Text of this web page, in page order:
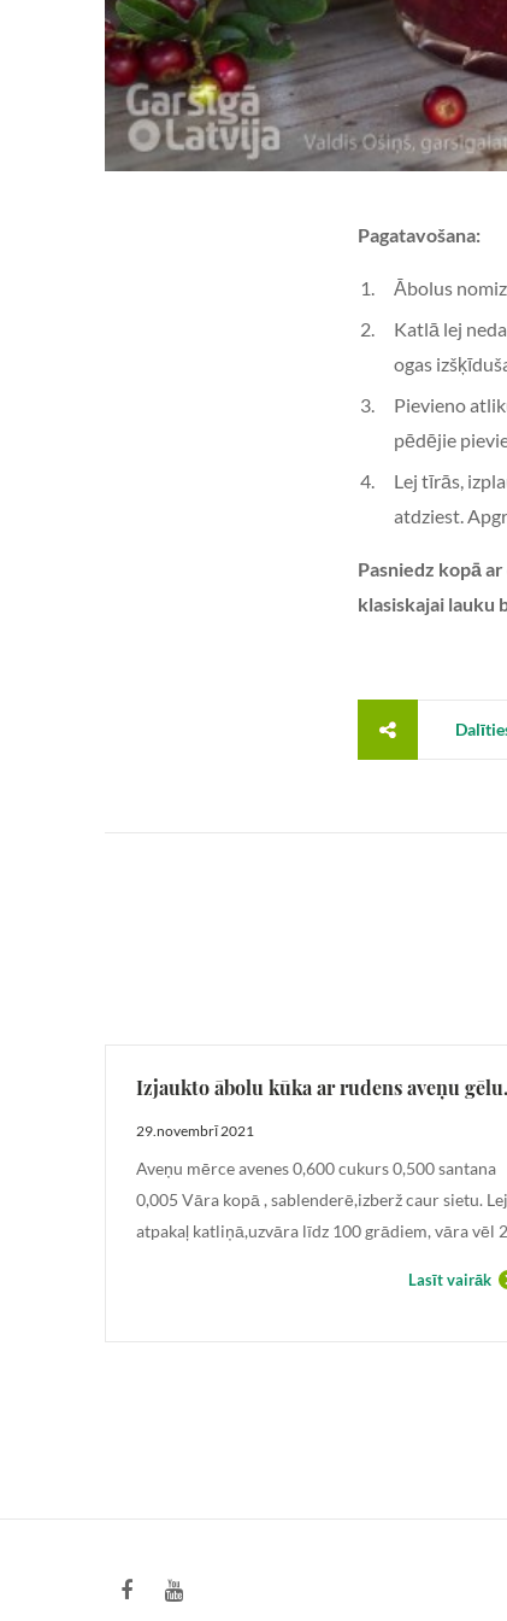
Pagatavošana:
Ābolus
Katlā lej
ogas
Pievieno
pēdējie
Lej tīrās,
atdziest.
Pasniedz kopā
klasiskajai lauku
Izjaukto ābolu
29.novembrī 2021
Aveņu mērce avenes 0,600 cukurs 0,500 santana
0,005 Vāra kopā , sablenderē,izberž caur sietu. Lej
atpakaļ katliņā,uzvāra līdz 100 grādiem, vāra vēl
Lasīt vairāk